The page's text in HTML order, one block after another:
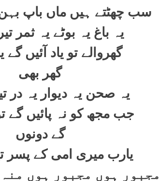
سب چھٹتے ہیں ماں باپ بہن
یہ باغ یہ بوٹے یہ ثمر
گھروالے تو یاد آئیں گے
گھر بھی
یہ صحن یہ دیوار یہ در
جب مجھ کو نہ پائیں گے
گے دونوں
یارب میری امی کے پسر
مجبور ہوں مجبور ہوں